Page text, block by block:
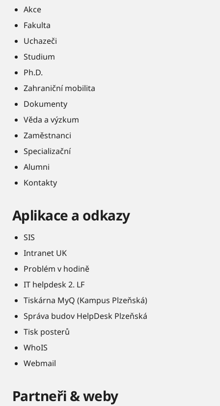
Akce
Fakulta
Uchazeči
Studium
Ph.D.
Zahraniční mobilita
Dokumenty
Věda a výzkum
Zaměstnanci
Specializační
Alumni
Kontakty
Aplikace a odkazy
SIS
Intranet UK
Problém v hodině
IT helpdesk 2. LF
Tiskárna MyQ (Kampus Plzeňská)
Správa budov HelpDesk Plzeňská
Tisk posterů
WhoIS
Webmail
Partneři & weby